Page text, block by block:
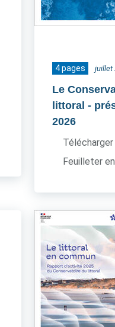
4 pages juillet
Le
littoral -
2026
Feuilleter